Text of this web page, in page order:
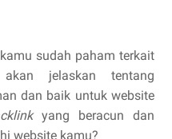
sudah paham terkait
jelaskan tentang
dan baik untuk website
yang beracun dan
website kamu?